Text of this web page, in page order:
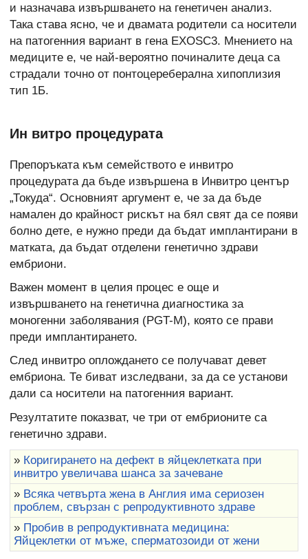
и назначава извършването на генетичен анализ.
Така става ясно, че и двамата родители са носители
на патогенния вариант в гена EXOSC3. Мнението на
медиците е, че най-вероятно починалите деца са
страдали точно от понтоцереберална хипоплизия
тип 1Б.
Ин витро процедурата
Препоръката към семейството е инвитро
процедурата да бъде извършена в Инвитро център
„Токуда“. Основният аргумент е, че за да бъде
намален до крайност рискът на бял свят да се появи
болно дете, е нужно преди да бъдат имплантирани в
матката, да бъдат отделени генетично здрави
ембриони.
Важен момент в целия процес е още и
извършването на генетична диагностика за
моногенни заболявания (PGT-M), която се прави
преди имплантирането.
След инвитро оплождането се получават девет
ембриона. Те биват изследвани, за да се установи
дали са носители на патогенния вариант.
Резултатите показват, че три от ембрионите са
генетично здрави.
» Коригирането на дефект в яйцеклетката при
инвитро увеличава шанса за зачеване
» Всяка четвърта жена в Англия има сериозен
проблем, свързан с репродуктивното здраве
» Пробив в репродуктивната медицина:
Яйцеклетки от мъже, сперматозоиди от жени